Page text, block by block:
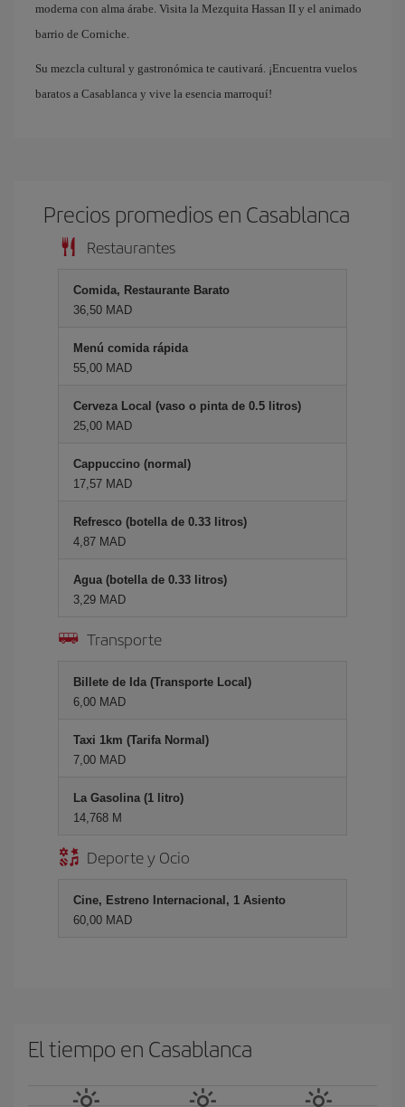
moderna con alma árabe. Visita la Mezquita Hassan II y el animado
barrio de Corniche.
Su mezcla cultural y gastronómica te cautivará. ¡Encuentra vuelos
baratos a Casablanca y vive la esencia marroquí!
Precios promedios en Casablanca
Restaurantes
Comida, Restaurante Barato
36,50 MAD
Menú comida rápida
55,00 MAD
Cerveza Local (vaso o pinta de 0.5 litros)
25,00 MAD
Cappuccino (normal)
17,57 MAD
Refresco (botella de 0.33 litros)
4,87 MAD
Agua (botella de 0.33 litros)
3,29 MAD
Transporte
Billete de Ida (Transporte Local)
6,00 MAD
Taxi 1km (Tarifa Normal)
7,00 MAD
La Gasolina (1 litro)
14,768 M
Deporte y Ocio
Cine, Estreno Internacional, 1 Asiento
60,00 MAD
El tiempo en Casablanca